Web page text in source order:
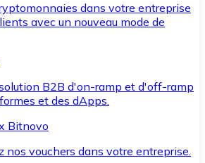
dans votre entreprise
avec un nouveau mode de
B2B d'on-ramp et d'off-ramp
et des dApps.
Bitnovo
nos vouchers dans votre entreprise.